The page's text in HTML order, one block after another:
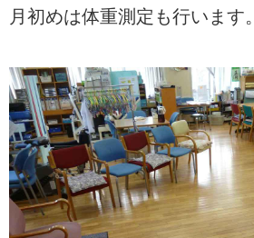
月初めは体重測定も行います。